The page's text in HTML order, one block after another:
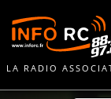
au
contenu
LA RADIO